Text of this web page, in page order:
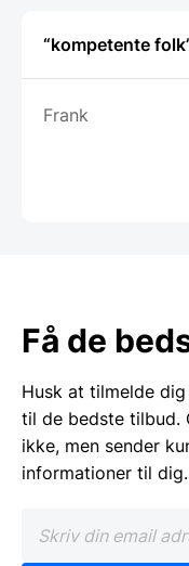
“kompetente
Frank
Få de
Husk at tilmelde
til de bedste tilbud.
ikke, men sender
informationer til dig.